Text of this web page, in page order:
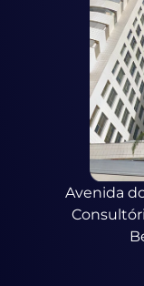
Avenida